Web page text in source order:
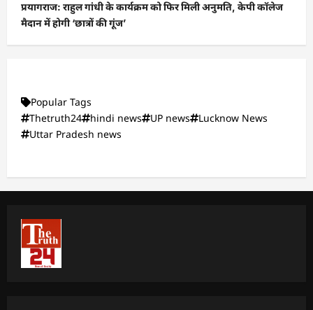
प्रयागराज: राहुल गांधी के कार्यक्रम को फिर मिली अनुमति, केपी कॉलेज
मैदान में होगी ‘छात्रों की गूंज’
Popular Tags
Thetruth24
hindi news UP news
Lucknow News
Uttar Pradesh news